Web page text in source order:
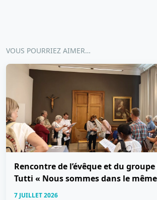
VOUS POURRIEZ AIMER…
Rencontre de l’évêque et du
Tutti « Nous sommes dans le
7 JUILLET 2026